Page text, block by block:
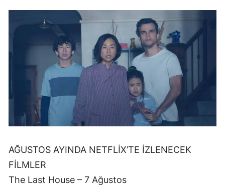
AĞUSTOS AYINDA NETFLİX’TE İZLENECEK
FİLMLER
The Last House – 7 Ağustos